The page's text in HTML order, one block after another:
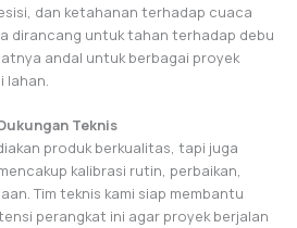
dan ketahanan terhadap cuaca
dirancang untuk tahan terhadap debu
andal untuk berbagai proyek
lahan.
Teknis
produk berkualitas, tapi juga
kalibrasi rutin, perbaikan,
Tim teknis kami siap membantu
perangkat ini agar proyek berjalan